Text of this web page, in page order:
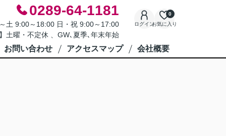
0289-64-1181
土 9:00～18:00 日・祝 9:00～17:00
土曜・不定休 、GW､夏季､年末年始
ログインお気に入り
0
お問い合わせ アクセスマップ 会社概要